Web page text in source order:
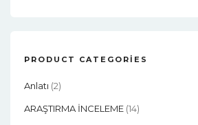
PRODUCT CATEGORIES
Anlatı (2)
ARAŞTIRMA İNCELEME (14)